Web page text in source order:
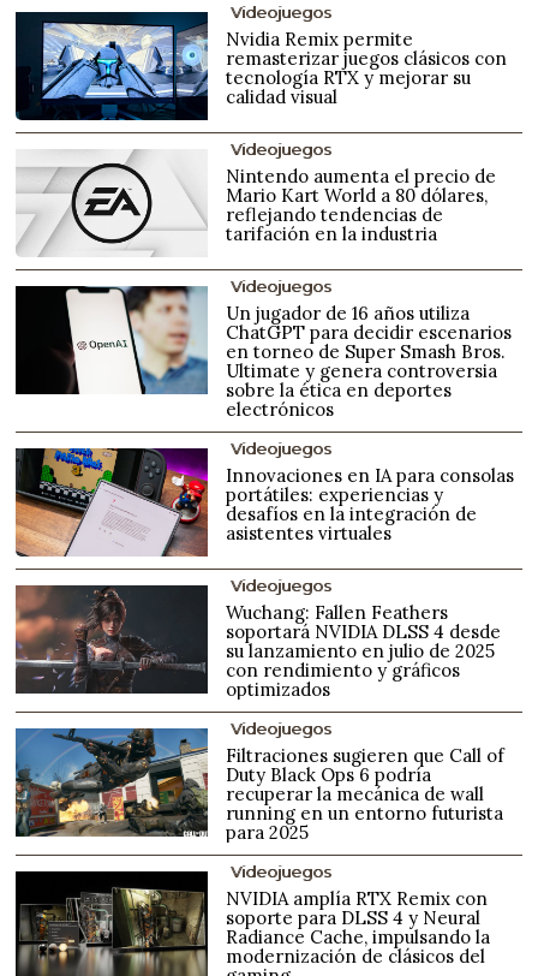
Videojuegos
Nvidia Remix permite
remasterizar juegos clásicos con
tecnología RTX y mejorar su
calidad visual
Videojuegos
Nintendo aumenta el precio de
Mario Kart World a 80 dólares,
reflejando tendencias de
tarifación en la industria
Videojuegos
Un jugador de 16 años utiliza
ChatGPT para decidir escenarios
en torneo de Super Smash Bros.
Ultimate y genera controversia
sobre la ética en deportes
electrónicos
Videojuegos
Innovaciones en IA para consolas
portátiles: experiencias y
desafíos en la integración de
asistentes virtuales
Videojuegos
Wuchang: Fallen Feathers
soportará NVIDIA DLSS 4 desde
su lanzamiento en julio de 2025
con rendimiento y gráficos
optimizados
Videojuegos
Filtraciones sugieren que Call of
Duty Black Ops 6 podría
recuperar la mecánica de wall
running en un entorno futurista
para 2025
Videojuegos
NVIDIA amplía RTX Remix con
soporte para DLSS 4 y Neural
Radiance Cache, impulsando la
modernización de clásicos del